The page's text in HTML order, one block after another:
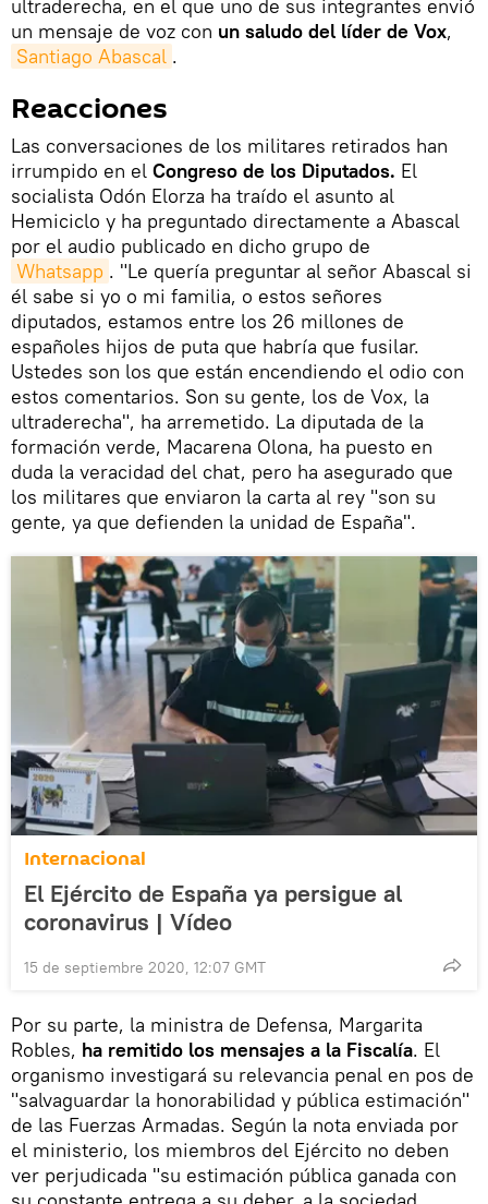
ultraderecha, en el que uno de sus integrantes envió
un mensaje de voz con un saludo del líder de Vox,
Santiago Abascal .
Reacciones
Las conversaciones de los militares retirados han
irrumpido en el Congreso de los Diputados. El
socialista Odón Elorza ha traído el asunto al
Hemiciclo y ha preguntado directamente a Abascal
por el audio publicado en dicho grupo de
Whatsapp . "Le quería preguntar al señor Abascal si
él sabe si yo o mi familia, o estos señores
diputados, estamos entre los 26 millones de
españoles hijos de puta que habría que fusilar.
Ustedes son los que están encendiendo el odio con
estos comentarios. Son su gente, los de Vox, la
ultraderecha", ha arremetido. La diputada de la
formación verde, Macarena Olona, ha puesto en
duda la veracidad del chat, pero ha asegurado que
los militares que enviaron la carta al rey "son su
gente, ya que defienden la unidad de España".
Internacional
El Ejército de España ya persigue al
coronavirus | Vídeo
15 de septiembre 2020, 12:07 GMT
Por su parte, la ministra de Defensa, Margarita
Robles, ha remitido los mensajes a la Fiscalía. El
organismo investigará su relevancia penal en pos de
"salvaguardar la honorabilidad y pública estimación"
de las Fuerzas Armadas. Según la nota enviada por
el ministerio, los miembros del Ejército no deben
ver perjudicada "su estimación pública ganada con